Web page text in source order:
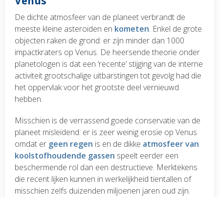
De dichte atmosfeer van de planeet verbrandt de
meeste kleine asteroïden en kometen. Enkel de grote
objecten raken de grond: er zijn minder dan 1000
impactkraters op Venus. De heersende theorie onder
planetologen is dat een ‘recente’ stijging van de interne
activiteit grootschalige uitbarstingen tot gevolg had die
het oppervlak voor het grootste deel vernieuwd
hebben.
Misschien is de verrassend goede conservatie van de
planeet misleidend: er is zeer weinig erosie op Venus
omdat er geen regen is en de dikke atmosfeer van
koolstofhoudende gassen speelt eerder een
beschermende rol dan een destructieve. Merktekens
die recent lijken kunnen in werkelijkheid tientallen of
misschien zelfs duizenden miljoenen jaren oud zijn.